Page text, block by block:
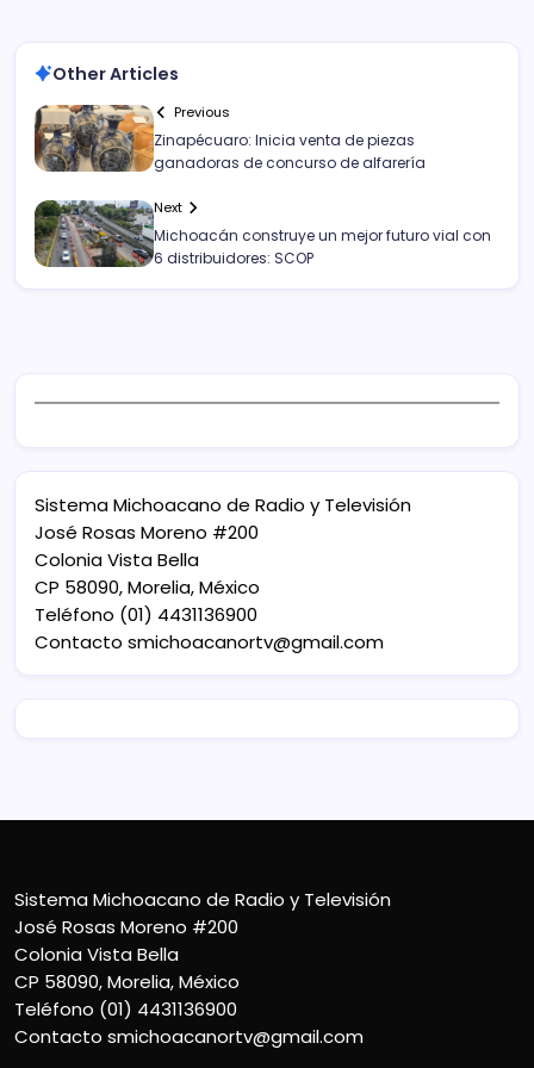
Other Articles
Previous
Zinapécuaro: Inicia venta de piezas
ganadoras de concurso de alfarería
Next
Michoacán construye un mejor futuro vial con
6 distribuidores: SCOP
Sistema Michoacano de Radio y Televisión
José Rosas Moreno #200
Colonia Vista Bella
CP 58090, Morelia, México
Teléfono (01) 4431136900
Contacto smichoacanortv@gmail.com
Sistema Michoacano de Radio y Televisión
José Rosas Moreno #200
Colonia Vista Bella
CP 58090, Morelia, México
Teléfono (01) 4431136900
Contacto smichoacanortv@gmail.com